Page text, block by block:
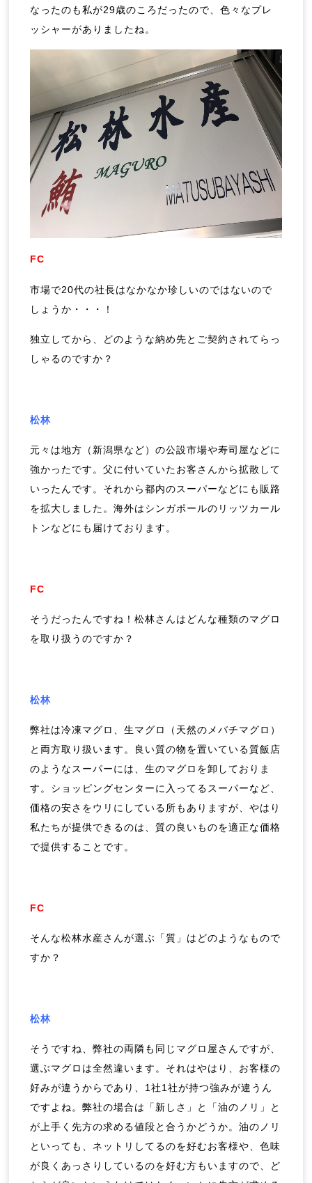
なったのも私が29歳のころだったので、色々なプレ
ッシャーがありましたね。
FC
市場で20代の社長はなかなか珍しいのではないので
しょうか・・・！
独立してから、どのような納め先とご契約されてらっ
しゃるのですか？
松林
元々は地方（新潟県など）の公設市場や寿司屋などに
強かったです。父に付いていたお客さんから拡散して
いったんです。それから都内のスーパーなどにも販路
を拡大しました。海外はシンガポールのリッツカール
トンなどにも届けております。
FC
そうだったんですね！松林さんはどんな種類のマグロ
を取り扱うのですか？
松林
弊社は冷凍マグロ、生マグロ（天然のメバチマグロ）
と両方取り扱います。 良い質の物を置いている質飯店
のようなスーパーには、生のマグロを卸しておりま
す。 ショッピングセンターに入ってるスーパーなど、
価格の安さをウリにしている所もありますが、やはり
私たちが提供できるのは、質の良いものを適正な価格
で提供することです。
FC
そんな松林水産さんが選ぶ「質」はどのようなもので
すか？
松林
そうですね、弊社の両隣も同じマグロ屋さんですが、
選ぶマグロは全然違います。それはやはり、お客様の
好みが違うからであり、1社1社が持つ強みが違うん
ですよね。弊社の場合は「新しさ」と「油のノリ」と
が上手く先方の求める値段と合うかどうか。油のノリ
といっても、ネットリしてるのを好むお客様や、色味
が良くあっさりしているのを好む方もいますので、ど